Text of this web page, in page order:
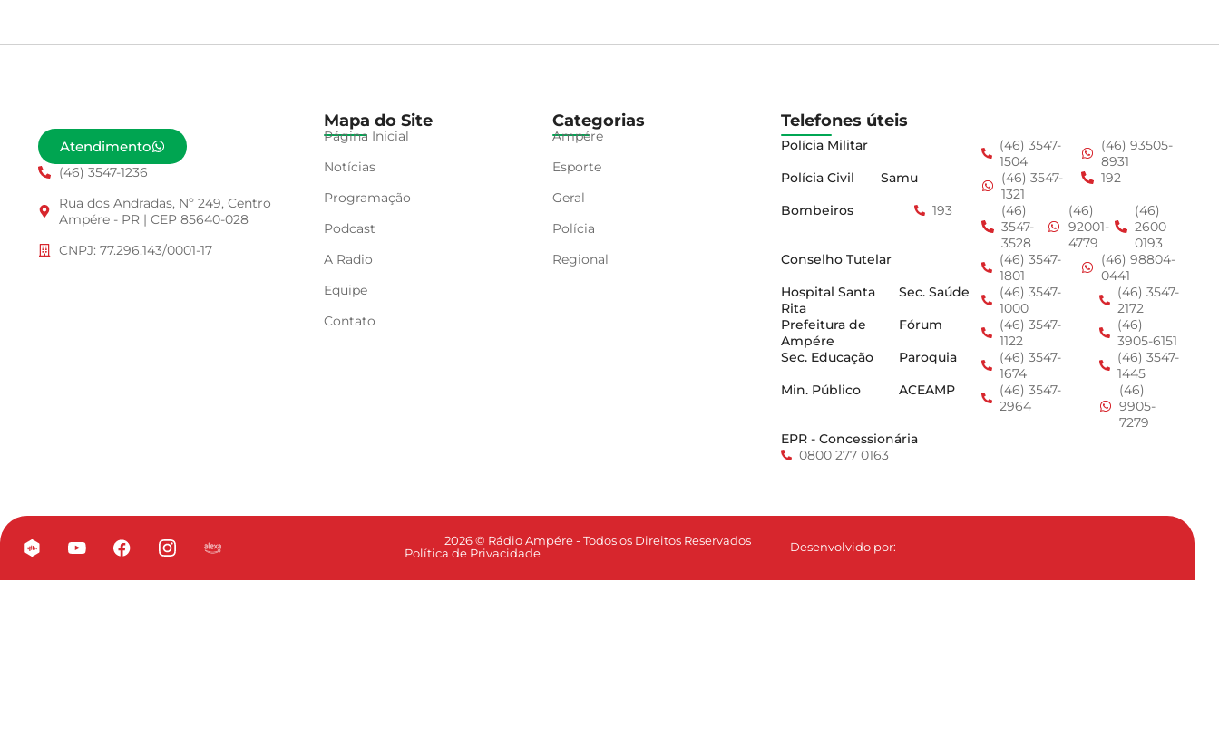
Atendimento
(46) 3547-1236
Rua dos Andradas, Nº 249, Centro
Ampére - PR | CEP 85640-028
CNPJ: 77.296.143/0001-17
Mapa do Site
Página Inicial
Notícias
Programação
Podcast
A Radio
Equipe
Contato
Categorias
Ampére
Esporte
Geral
Polícia
Regional
Telefones úteis
Polícia Militar
(46) 3547-
1504
(46) 93505-
8931
Polícia Civil
Samu
(46) 3547-
1321
192
Bombeiros
193
(46)
3547-
3528
(46)
92001-
4779
(46)
2600
0193
Conselho Tutelar
(46) 3547-
1801
(46) 98804-
0441
Hospital Santa
Rita
Sec. Saúde
(46) 3547-
1000
(46) 3547-
2172
Prefeitura de
Ampére
Fórum
(46) 3547-
1122
(46)
3905-6151
Sec. Educação
Paroquia
(46) 3547-
1674
(46) 3547-
1445
Min. Público
ACEAMP
(46) 3547-
2964
(46)
9905-
7279
EPR - Concessionária
0800 277 0163
2026 © Rádio Ampére - Todos os Direitos Reservados
Política de Privacidade
Desenvolvido por: